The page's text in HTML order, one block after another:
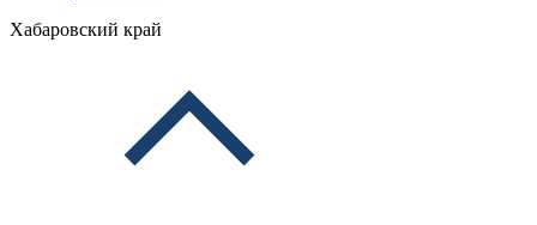
Хабаровский край